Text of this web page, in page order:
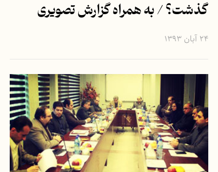
گذشت؟ / به همراه گزارش تصویری
۲۴ آبان ۱۳۹۳